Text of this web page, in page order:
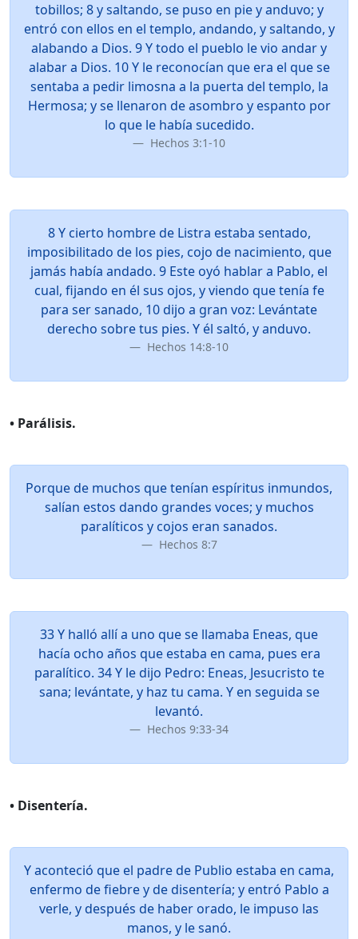
tobillos; 8 y saltando, se puso en pie y anduvo; y
entró con ellos en el templo, andando, y saltando, y
alabando a Dios. 9 Y todo el pueblo le vio andar y
alabar a Dios. 10 Y le reconocían que era el que se
sentaba a pedir limosna a la puerta del templo, la
Hermosa; y se llenaron de asombro y espanto por
lo que le había sucedido.
Hechos 3:1-10
8 Y cierto hombre de Listra estaba sentado,
imposibilitado de los pies, cojo de nacimiento, que
jamás había andado. 9 Este oyó hablar a Pablo, el
cual, fijando en él sus ojos, y viendo que tenía fe
para ser sanado, 10 dijo a gran voz: Levántate
derecho sobre tus pies. Y él saltó, y anduvo.
Hechos 14:8-10
• Parálisis.
Porque de muchos que tenían espíritus inmundos,
salían estos dando grandes voces; y muchos
paralíticos y cojos eran sanados.
Hechos 8:7
33 Y halló allí a uno que se llamaba Eneas, que
hacía ocho años que estaba en cama, pues era
paralítico. 34 Y le dijo Pedro: Eneas, Jesucristo te
sana; levántate, y haz tu cama. Y en seguida se
levantó.
Hechos 9:33-34
• Disentería.
Y aconteció que el padre de Publio estaba en cama,
enfermo de fiebre y de disentería; y entró Pablo a
verle, y después de haber orado, le impuso las
manos, y le sanó.